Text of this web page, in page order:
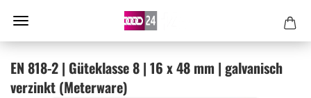
EN 818-2 | Gü­te­klas­se 8 | 16 x 48 mm | gal­va­nisch
ver­zinkt (Me­ter­wa­re)